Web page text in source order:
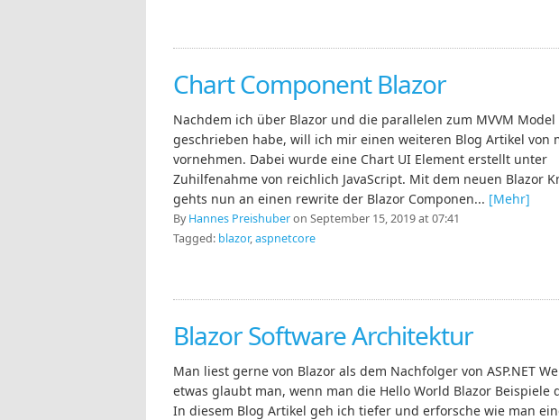
Chart Component Blazor
Nachdem ich über Blazor und die parallelen zum MVVM Model
geschrieben habe, will ich mir einen weiteren Blog Artikel von
vornehmen. Dabei wurde eine Chart UI Element erstellt unter
Zuhilfenahme von reichlich JavaScript. Mit dem neuen Blazor
gehts nun an einen rewrite der Blazor Componen... [Mehr]
ByHannes Preishuberon September 15, 2019 at 07:41
Tagged: blazor,aspnetcore
Blazor Software Architektur
Man liest gerne von Blazor als dem Nachfolger von ASP.NET
etwas glaubt man, wenn man die Hello World Blazor Beispiele
In diesem Blog Artikel geh ich tiefer und erforsche wie man